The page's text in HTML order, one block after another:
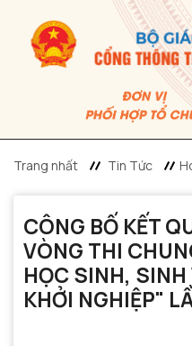
Trang nhất Tin Tức
CÔNG BỐ KẾT
VÒNG THI
HỌC SINH, SINH
KHỞI NGHIỆP"